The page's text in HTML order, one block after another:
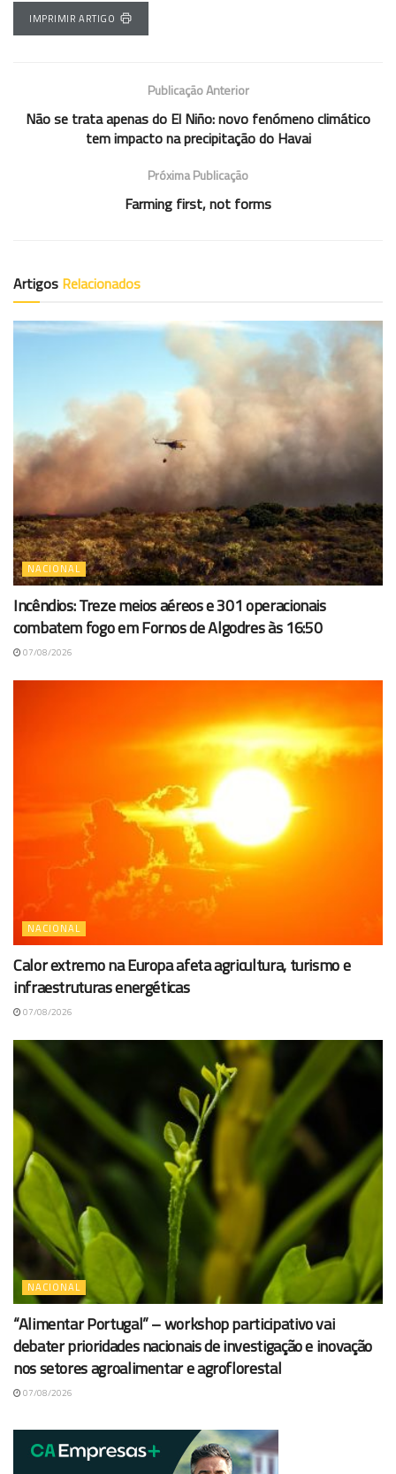
IMPRIMIR ARTIGO
Publicação Anterior
Não se trata apenas do El Niño: novo fenómeno climático
tem impacto na precipitação do Havai
Próxima Publicação
Farming first, not forms
Artigos Relacionados
NACIONAL
Incêndios: Treze meios aéreos e 301 operacionais
combatem fogo em Fornos de Algodres às 16:50
07/08/2026
NACIONAL
Calor extremo na Europa afeta agricultura, turismo e
infraestruturas energéticas
07/08/2026
NACIONAL
“Alimentar Portugal” – workshop participativo vai
debater prioridades nacionais de investigação e inovação
nos setores agroalimentar e agroflorestal
07/08/2026